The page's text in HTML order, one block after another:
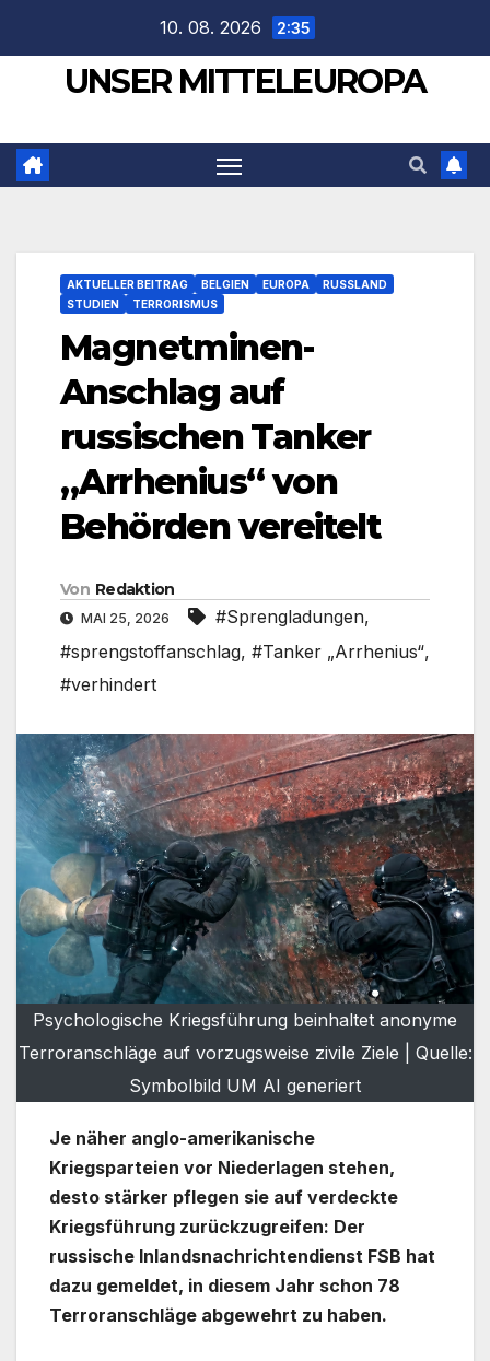
springen
10. 08. 2026 2:35
UNSER MITTELEUROPA
AKTUELLER BEITRAG BELGIEN EUROPA
RUSSLAND
STUDIEN
TERRORISMUS
Magnetminen-
Anschlag auf
russischen Tanker
„Arrhenius“ von
Behörden vereitelt
Von Redaktion
MAI 25, 2026 #Sprengladungen,
#sprengstoffanschlag, #Tanker „Arrhenius“,
#verhindert
Psychologische Kriegsführung beinhaltet anonyme
Terroranschläge auf vorzugsweise zivile Ziele | Quelle:
Symbolbild UM AI generiert
Je näher anglo-amerikanische
Kriegsparteien vor Niederlagen stehen,
desto stärker pflegen sie auf verdeckte
Kriegsführung zurückzugreifen: Der
russische Inlandsnachrichtendienst FSB hat
dazu gemeldet, in diesem Jahr schon 78
Terroranschläge abgewehrt zu haben.